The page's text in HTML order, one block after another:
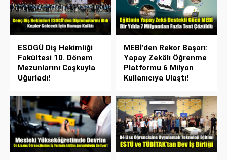
ESOGÜ Diş Hekimliği
Fakültesi 10. Dönem
Mezunlarını Coşkuyla
Uğurladı!
MEBİ’den Rekor Başarı:
Yapay Zekâlı Öğrenme
Platformu 6 Milyon
Kullanıcıya Ulaştı!